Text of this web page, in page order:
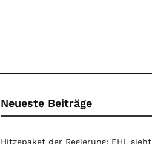
Neueste Beiträge
Hitzepaket der Regierung: EHL sieht